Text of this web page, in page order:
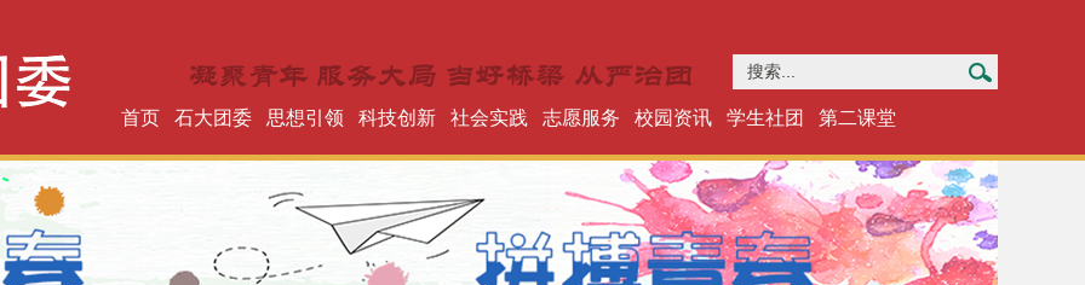
首页 石大团委 思想引领 科技创新 社会实践 志愿服务 校园资讯 学生社团 第二课堂